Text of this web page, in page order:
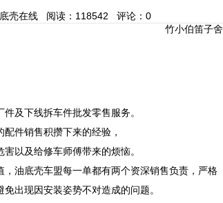
壳在线 阅读： 118542 评论： 0
竹小伯笛子舍
及下线拆车件批发零售服务。
件销售积攒下来的经验，
以及给修车师傅带来的烦恼。
油底壳车盟每一单都有两个资深销售负责，严格
出现因安装姿势不对造成的问题。